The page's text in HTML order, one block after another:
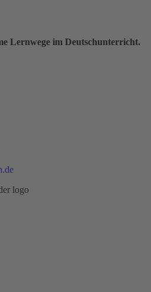
Lernwege im Deutschunterricht.